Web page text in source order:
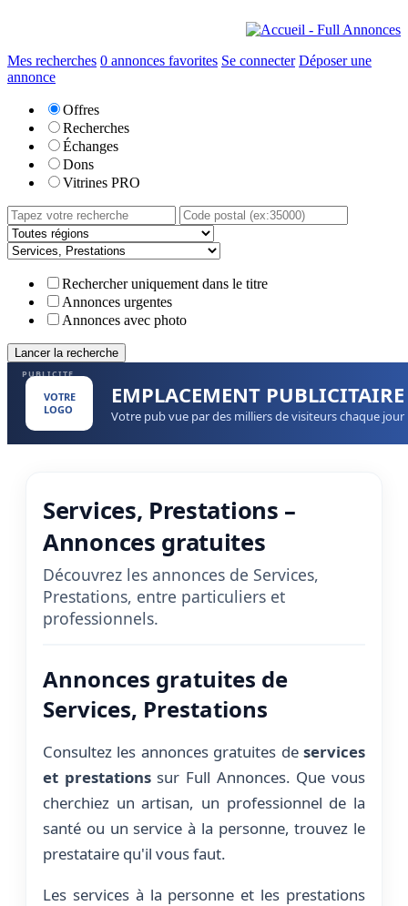
Mes recherches 0 annonces favorites Se connecter Déposer une
annonce
Offres
Recherches
Échanges
Dons
Vitrines PRO
Rechercher uniquement dans le titre
Annonces urgentes
Annonces avec photo
PUBLICITE
VOTRE
LOGO
EMPLACEMENT PUBLICITAIRE
Votre pub vue par des milliers de visiteurs chaque jour
Services, Prestations –
Annonces gratuites
Découvrez les annonces de Services,
Prestations, entre particuliers et
professionnels.
Annonces gratuites de
Services, Prestations
Consultez les annonces gratuites de services
et prestationssur Full Annonces. Que vous
cherchiez un artisan, un professionnel de la
santé ou un service à la personne, trouvez le
prestataire qu'il vous faut.
Les services à la personne et les prestations